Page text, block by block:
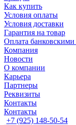
Как купить
Условия оплаты
Условия доставки
Гарантия на товар
Оплата банковскими
Компания
Новости
О компании
Карьера
Партнеры
Реквизиты
Контакты
Контакты
+7 (925) 148-50-54